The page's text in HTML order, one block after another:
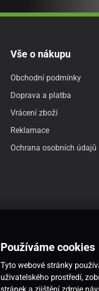
Vše o nákupu
Obchodní podmínky
Doprava a platba
Vrácení zboží
Reklamace
Ochrana osobních údajů
Používáme cookies
Tyto webové stránky
uživatelského prostředí,